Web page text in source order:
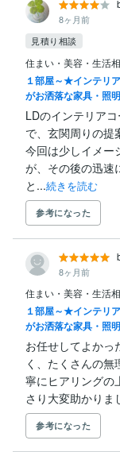
8ヶ月前
見積り相談
住まい・美容・生活
１部屋～★インテリ
がお洒落な家具・照
LDのインテリア
で、玄関周りの提
今回は少しイメー
が、その後の迅速
と...続きを読む
参考になった
8ヶ月前
住まい・美容・生活
１部屋～★インテリ
がお洒落な家具・照
お任せしてよかっ
く、たくさんの
寧にヒアリングの
さり大変助かりま
参考になった